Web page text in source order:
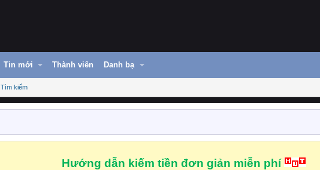
Tin mới Thành viên Danh bạ
Tìm kiếm
Hướng dẫn kiếm tiền đơn giản miễn phí